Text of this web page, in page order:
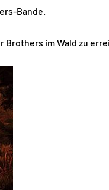
Bande.
im Wald zu